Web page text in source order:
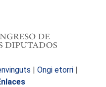
| Ongi etorri |